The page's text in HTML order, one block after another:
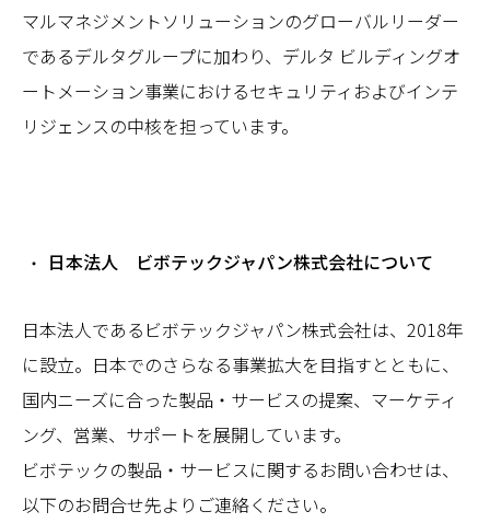
マルマネジメントソリューションのグローバルリーダー
であるデルタグループに加わり、デルタ ビルディングオ
ートメーション事業におけるセキュリティおよびインテ
リジェンスの中核を担っています。
日本法人 ビボテックジャパン株式会社について
日本法人であるビボテックジャパン株式会社は、2018年
に設立。日本でのさらなる事業拡大を目指すとともに、
国内ニーズに合った製品・サービスの提案、マーケティ
ング、営業、サポートを展開しています。
ビボテックの製品・サービスに関するお問い合わせは、
以下のお問合せ先よりご連絡ください。